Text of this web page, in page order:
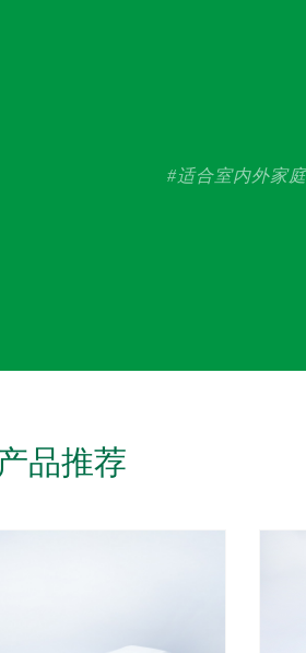
#适合室内外家
品推荐